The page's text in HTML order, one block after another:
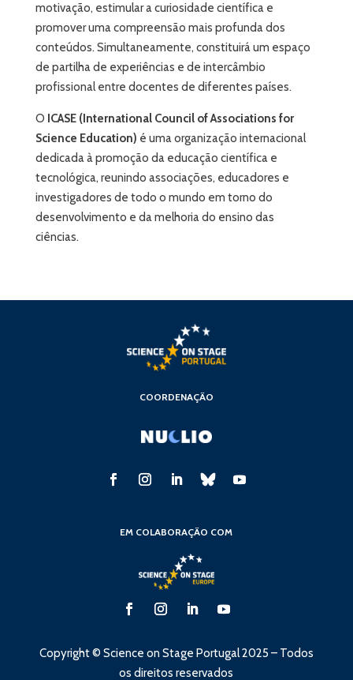
motivação, estimular a curiosidade científica e
promover uma compreensão mais profunda dos
conteúdos. Simultaneamente, constituirá um espaço
de partilha de experiências e de intercâmbio
profissional entre docentes de diferentes países.
O ICASE (International Council of Associations for
Science Education) é uma organização internacional
dedicada à promoção da educação científica e
tecnológica, reunindo associações, educadores e
investigadores de todo o mundo em torno do
desenvolvimento e da melhoria do ensino das
ciências.
COORDENAÇÃO
EM COLABORAÇÃO COM
Copyright © Science on Stage Portugal 2025 – Todos
os direitos reservados